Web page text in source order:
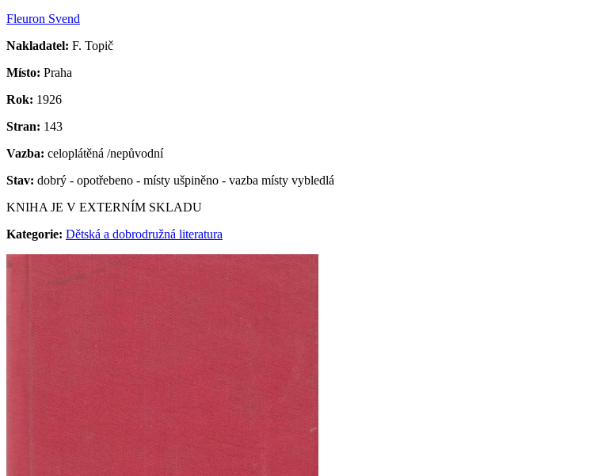
Fleuron Svend
Nakladatel: F. Topič
Místo: Praha
Rok: 1926
Stran: 143
Vazba: celoplátěná /nepůvodní
Stav: dobrý - opotřebeno - místy ušpiněno - vazba místy vybledlá
KNIHA JE V EXTERNÍM SKLADU
Kategorie: Dětská a dobrodružná literatura